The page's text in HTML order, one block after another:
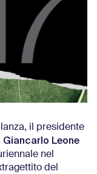
il presidente
Giancarlo Leone
nel
del